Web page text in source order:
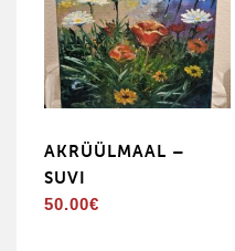
AKRÜÜLMAAL –
SUVI
50.00€